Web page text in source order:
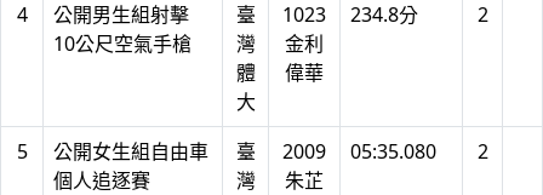
4
公開男生組射擊
10公尺空氣手槍
臺
灣
體
大
1023
金利
偉華
234.8分 2
5
公開女生組自由車
個人追逐賽
臺
灣
2009
朱芷
05:35.080 2